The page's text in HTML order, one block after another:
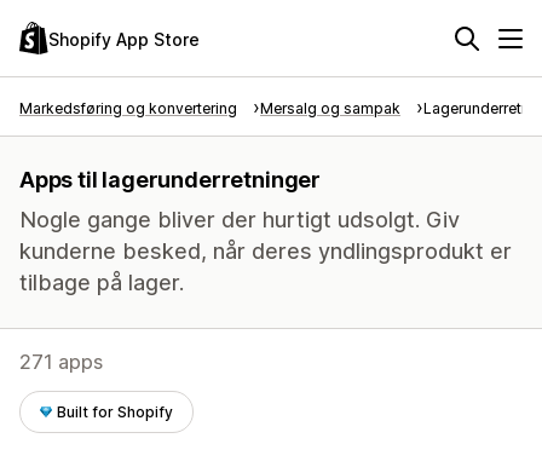
Shopify App Store
Markedsføring og konvertering Mersalg og sampak
Apps til lagerunderretninger
Nogle gange bliver der hurtigt udsolgt. Giv
kunderne besked, når deres yndlingsprodukt er
tilbage på lager.
271 apps
Built for Shopify